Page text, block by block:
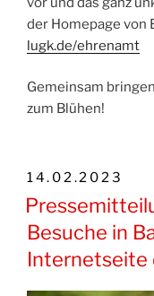
der Homepage von
lugk.de/ehrenamt
Gemeinsam
zum Blühen!
AM
14.02.2023
Besuche in
Internetseite